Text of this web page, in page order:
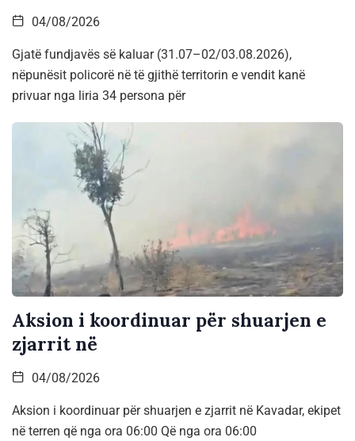
04/08/2026
Gjatë fundjavës së kaluar (31.07–02/03.08.2026),
nëpunësit policorë në të gjithë territorin e vendit kanë
privuar nga liria 34 persona për
Aksion i koordinuar për shuarjen e
zjarrit në
04/08/2026
Aksion i koordinuar për shuarjen e zjarrit në Kavadar, ekipet
në terren që nga ora 06:00 Që nga ora 06:00